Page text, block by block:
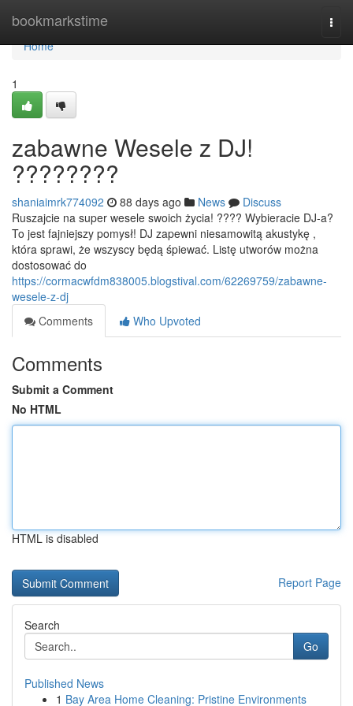
bookmarkstime
Home
Home
1
zabawne Wesele z DJ!
????????
shaniaimrk774092 88 days ago News
Discuss
Ruszajcie na super wesele swoich życia! ???? Wybieracie DJ-a?
To jest fajniejszy pomysł! DJ zapewni niesamowitą akustykę ,
która sprawi, że wszyscy będą śpiewać. Listę utworów można
dostosować do
https://cormacwfdm838005.blogstival.com/62269759/zabawne-
wesele-z-dj
Comments
Who Upvoted
Comments
Submit a Comment
No HTML
HTML is disabled
Report Page
Search
Go
Published News
1 Bay Area Home Cleaning: Pristine Environments